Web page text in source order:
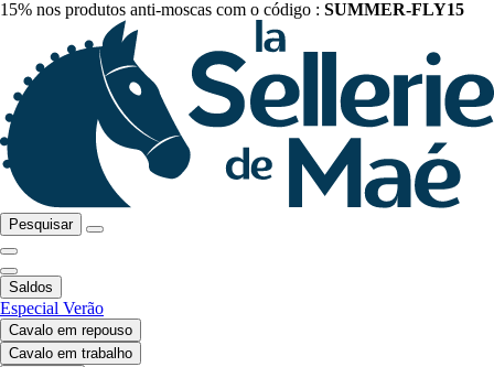
15% nos produtos anti-moscas com o código : SUMMER-FLY15
Pesquisar
Saldos
Especial Verão
Cavalo em repouso
Cavalo em trabalho